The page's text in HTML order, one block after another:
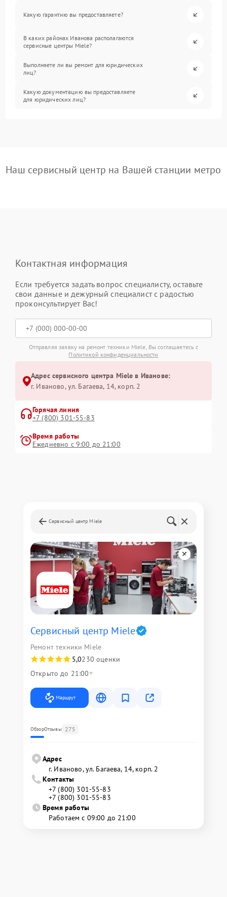
Какую гарантию вы предоставляете?
В каких районах Иванова располагаются
сервисные центры Miele?
Выполняете ли вы ремонт для юридических
лиц?
Какую документацию вы предоставляете
для юридических лиц?
Наш сервисный центр на Вашей станции метро
Контактная информация
Если требуется задать вопрос специалисту, оставьте
свои данные и дежурный специалист с радостью
проконсультирует Вас!
Отправляя заявку на ремонт техники Miele, Вы соглашаетесь с
Политикой конфиденциальности
Адрес сервисного центра Miele в Иванове:
г. Иваново, ул. Багаева, 14, корп. 2
Горячая линия
+7 (800) 301-55-83
Время работы
Ежедневно с 9:00 до 21:00
Сервисный центр Miele
Сервисный центр Miele
Ремонт техники Miele
5,0230 оценки
Открыто до 21:00
Маршрут
ОбзорОтзывы 275
Адрес
г. Иваново, ул. Багаева, 14, корп. 2
Контакты
+7 (800) 301-55-83
+7 (800) 301-55-83
Время работы
Работаем с 09:00 до 21:00